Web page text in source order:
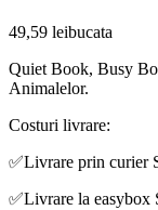
49,59 leibucata
Quiet Book, Busy
Animalelor.
Costuri livrare:
✅Livrare prin curier
✅Livrare la easybox